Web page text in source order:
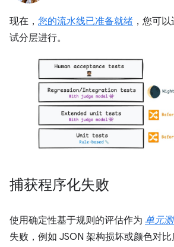
现在， 您的流水线已准备就绪 ，您可
试分层进行。
捕获程序化失败
使用确定性基于规则的评估作为 单元
失败，例如 JSON 架构损坏或颜色对比